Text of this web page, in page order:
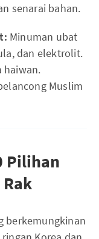
senarai bahan.
Minuman ubat
dan elektrolit.
haiwan.
Muslim
Pilihan
berkemungkinan